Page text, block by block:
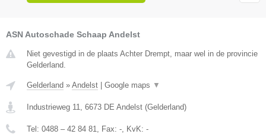
ASN Autoschade Schaap Andelst
Niet gevestigd in de plaats Achter Drempt, maar wel in de provincie
Gelderland.
Gelderland » Andelst Google maps ▼
Industrieweg 11 6673 DE Andelst (Gelderland)
Tel: 0488 – 42 84 81 , Fax: - , KvK: -